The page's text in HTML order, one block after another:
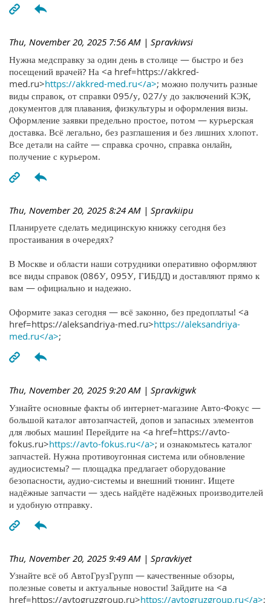
Thu, November 20, 2025 7:56 AM | Spravkiwsi
Нужна медсправку за один день в столице — быстро и без
посещений врачей? На <a href=https://akkred-
med.ru>https://akkred-med.ru</a>; можно получить разные
виды справок, от справки 095/у, 027/у до заключений КЭК,
документов для плавания, физкультуры и оформления визы.
Оформление заявки предельно простое, потом — курьерская
доставка. Всё легально, без разглашения и без лишних хлопот.
Все детали на сайте — справка срочно, справка онлайн,
получение с курьером.
Thu, November 20, 2025 8:24 AM | Spravkiipu
Планируете сделать медицинскую книжку сегодня без
простаивания в очередях?
В Москве и области наши сотрудники оперативно оформляют
все виды справок (086У, 095У, ГИБДД) и доставляют прямо к
вам — официально и надежно.
Оформите заказ сегодня — всё законно, без предоплаты! <a
href=https://aleksandriya-med.ru>https://aleksandriya-
med.ru</a>;
Thu, November 20, 2025 9:20 AM | Spravkigwk
Узнайте основные факты об интернет-магазине Авто-Фокус —
большой каталог автозапчастей, допов и запасных элементов
для любых машин! Перейдите на <a href=https://avto-
fokus.ru>https://avto-fokus.ru</a>; и ознакомьтесь каталог
запчастей. Нужна противоугонная система или обновление
аудиосистемы? — площадка предлагает оборудование
безопасности, аудио-системы и внешний тюнинг. Ищете
надёжные запчасти — здесь найдёте надёжных производителей
и удобную отправку.
Thu, November 20, 2025 9:49 AM | Spravkiyet
Узнайте всё об АвтоГрузГрупп — качественные обзоры,
полезные советы и актуальные новости! Зайдите на <a
href=https://avtogruzgroup.ru>https://avtogruzgroup.ru</a>;